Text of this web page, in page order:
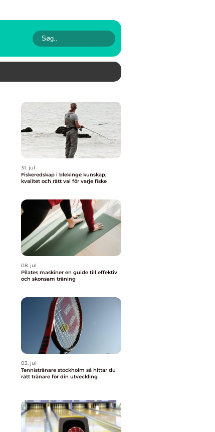
31. jul
Fiskeredskap i blekinge kunskap,
kvalitet och rätt val för varje fiske
08. jul
Pilates maskiner en guide till effektiv
och skonsam träning
03. jul
Tennistränare stockholm så hittar du
rätt tränare för din utveckling